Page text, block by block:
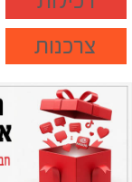
צרכנות